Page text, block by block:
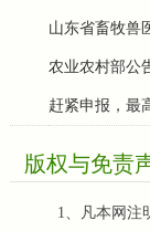
山东省畜牧兽
农业农村部公
赶紧申报，最
版权与免责
1、凡本网注明